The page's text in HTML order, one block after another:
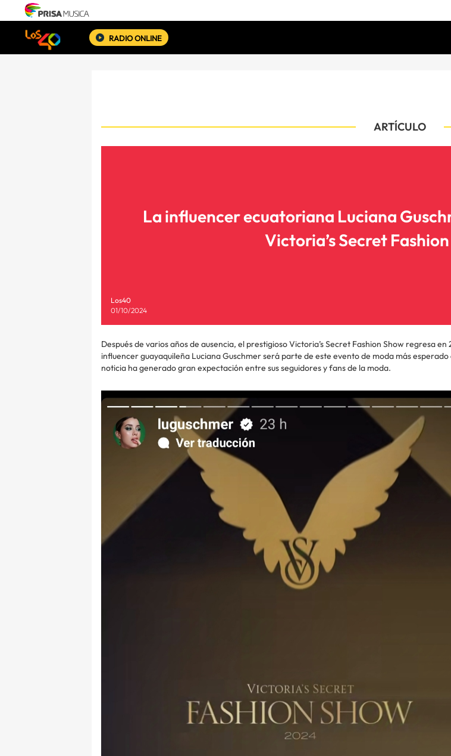
RADIO ONLINE
ARTÍCULO
La influencer ecuatoriana Luciana
Victoria’s Secret
Los40
01/10/2024
Después de varios años de ausencia, el prestigioso Victoria’s Secret Fashion Show regresa en
influencer guayaquileña Luciana Guschmer será parte de este evento de moda más esperado
noticia ha generado gran expectación entre sus seguidores y fans de la moda.